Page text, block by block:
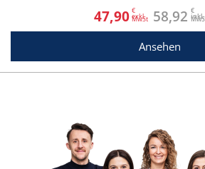
47,90€
exkl. MwSt 58,92€
inkl.
Ansehen